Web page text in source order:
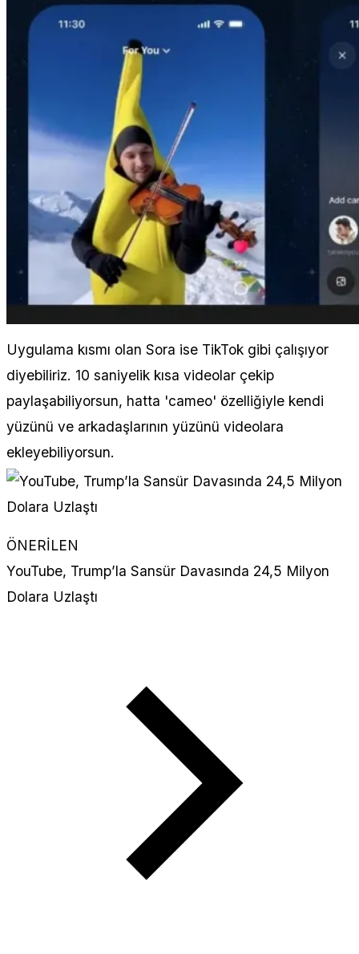
Uygulama kısmı olan Sora ise TikTok gibi çalışıyor
diyebiliriz. 10 saniyelik kısa videolar çekip
paylaşabiliyorsun, hatta 'cameo' özelliğiyle kendi
yüzünü ve arkadaşlarının yüzünü videolara
ekleyebiliyorsun.
ÖNERİLEN
YouTube, Trump’la Sansür Davasında 24,5 Milyon
Dolara Uzlaştı